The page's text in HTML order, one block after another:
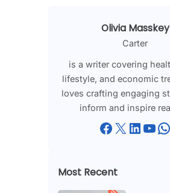
Olivia Masskey
Carter
is a writer covering
lifestyle, and economic
loves crafting engaging
inform and inspire
Facebook X LinkedIn YouTube WhatsApp
Most Recent